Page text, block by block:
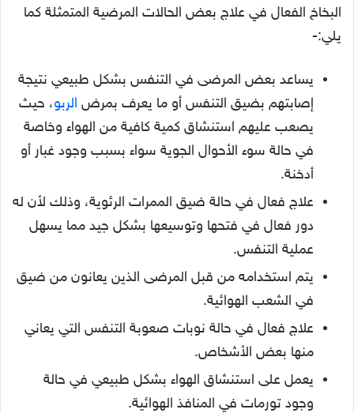
البخاخ الفعال في علاج بعض الحالات المرضية المتمثلة كما
يلي:-
يساعد بعض المرضى في التنفس بشكل طبيعي نتيجة
إصابتهم بضيق التنفس أو ما يعرف بمرض الربو، حيث
يصعب عليهم استنشاق كمية كافية من الهواء وخاصة
في حالة سوء الأحوال الجوية سواء بسبب وجود غبار أو
أدخنة.
علاج فعال في حالة ضيق الممرات الرئوية، وذلك لأن له
دور فعال في فتحها وتوسيعها بشكل جيد مما يسهل
عملية التنفس.
يتم استخدامه من قبل المرضى الذين يعانون من ضيق
في الشعب الهوائية.
علاج فعال في حالة نوبات صعوبة التنفس التي يعاني
منها بعض الأشخاص.
يعمل على استنشاق الهواء بشكل طبيعي في حالة
وجود تورمات في المنافذ الهوائية.